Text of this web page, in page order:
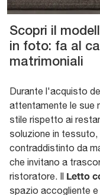
Scopri il
in foto: fa al
matrimoniali
Durante l'acquisto
attentamente le sue
stile rispetto ai
soluzione in
contraddistinto da
che invitano a
ristoratore. Il Letto
spazio accogliente